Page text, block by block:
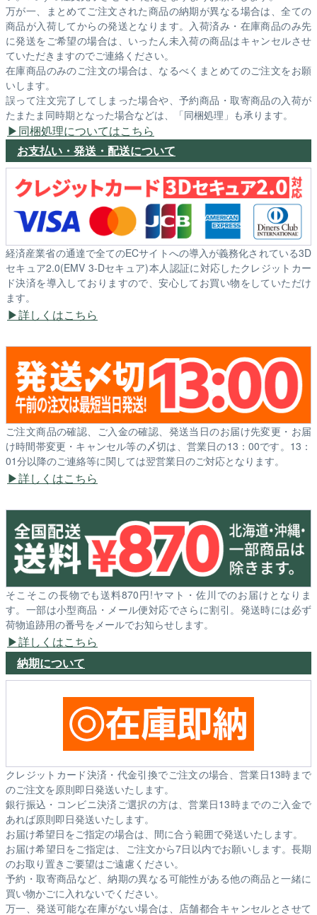
万が一、まとめてご注文された商品の納期が異なる場合は、全ての
商品が入荷してからの発送となります。入荷済み・在庫商品のみ先
に発送をご希望の場合は、いったん未入荷の商品はキャンセルさせ
ていただきますのでご連絡ください。
在庫商品のみのご注文の場合は、なるべくまとめてのご注文をお願
いします。
誤って注文完了してしまった場合や、予約商品・取寄商品の入荷が
たまたま同時期となった場合などは、「同梱処理」も承ります。
同梱処理についてはこちら
お支払い・発送・配送について
経済産業省の通達で全てのECサイトへの導入が義務化されている3D
セキュア2.0(EMV 3-Dセキュア)本人認証に対応したクレジットカー
ド決済を導入しておりますので、安心してお買い物をしていただけ
ます。
詳しくはこちら
ご注文商品の確認、ご入金の確認、発送当日のお届け先変更・お届
け時間帯変更・キャンセル等の〆切は、営業日の13：00です。13：
01分以降のご連絡等に関しては翌営業日のご対応となります。
詳しくはこちら
そこそこの長物でも送料870円!ヤマト・佐川でのお届けとなりま
す。一部は小型商品・メール便対応でさらに割引。発送時には必ず
荷物追跡用の番号をメールでお知らせします。
詳しくはこちら
納期について
クレジットカード決済・代金引換でご注文の場合、営業日13時まで
のご注文を原則即日発送いたします。
銀行振込・コンビニ決済ご選択の方は、営業日13時までのご入金で
あれば原則即日発送いたします。
お届け希望日をご指定の場合は、間に合う範囲で発送いたします。
お届け希望日をご指定は、ご注文から7日以内でお願いします。長期
のお取り置きご要望はご遠慮ください。
予約・取寄商品など、納期の異なる可能性がある他の商品と一緒に
買い物かごに入れないでください。
万一、発送可能な在庫がない場合は、店舗都合キャンセルとさせて